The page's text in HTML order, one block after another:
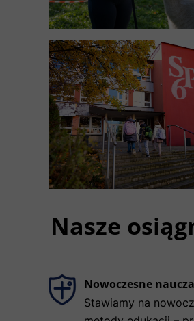
Stawiamy na
Nowoczesne
Nasze